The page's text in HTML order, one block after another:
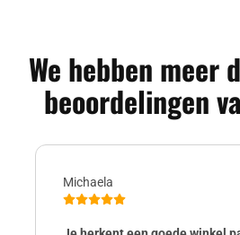
We hebben meer
beoordelingen
Michaela